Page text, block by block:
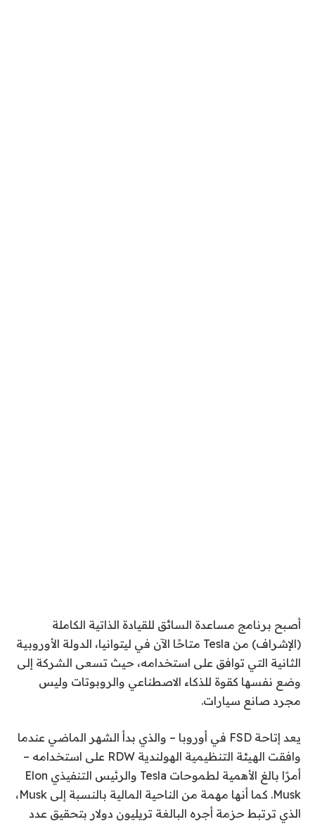
أصبح برنامج مساعدة السائق للقيادة الذاتية الكاملة
(الإشراف) من Tesla متاحًا الآن في ليتوانيا، الدولة الأوروبية
الثانية التي توافق على استخدامه، حيث تسعى الشركة إلى
وضع نفسها كقوة للذكاء الاصطناعي والروبوتات وليس
مجرد صانع سيارات.
يعد إتاحة FSD في أوروبا – والذي بدأ الشهر الماضي عندما
وافقت الهيئة التنظيمية الهولندية RDW على استخدامه –
أمرًا بالغ الأهمية لطموحات Tesla والرئيس التنفيذي Elon
Musk. كما أنها مهمة من الناحية المالية بالنسبة إلى Musk،
الذي ترتبط حزمة أجره البالغة تريليون دولار بتحقيق عدد